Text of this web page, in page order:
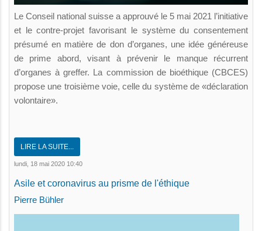
Le Conseil national suisse a approuvé le 5 mai 2021 l’initiative
et le contre-projet favorisant le système du consentement
présumé en matière de don d’organes, une idée généreuse
de prime abord, visant à prévenir le manque récurrent
d’organes à greffer. La commission de bioéthique (CBCES)
propose une troisième voie, celle du système de «déclaration
volontaire».
LIRE LA SUITE...
lundi, 18 mai 2020 10:40
Asile et coronavirus au prisme de l'éthique
Pierre Bühler